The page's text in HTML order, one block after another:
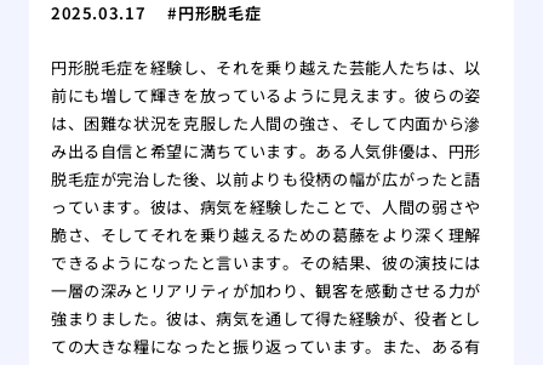
2025.03.17 円形脱毛症
円形脱毛症を経験し、それを乗り越えた芸能人たちは、以
前にも増して輝きを放っているように見えます。彼らの姿
は、困難な状況を克服した人間の強さ、そして内面から滲
み出る自信と希望に満ちています。ある人気俳優は、円形
脱毛症が完治した後、以前よりも役柄の幅が広がったと語
っています。彼は、病気を経験したことで、人間の弱さや
脆さ、そしてそれを乗り越えるための葛藤をより深く理解
できるようになったと言います。その結果、彼の演技には
一層の深みとリアリティが加わり、観客を感動させる力が
強まりました。彼は、病気を通して得た経験が、役者とし
ての大きな糧になったと振り返っています。また、ある有